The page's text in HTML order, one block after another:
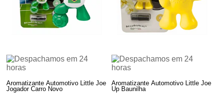
Aromatizante Automotivo Little Joe
Jogador Carro Novo
Aromatizante Automotivo Little Joe
Up Baunilha